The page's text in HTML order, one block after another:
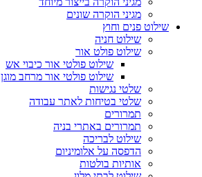
מגיני הוקרה שונים
שילוט פנים וחוץ
שילוט חניה
שילוט פולט אור
שילוט פולטי אור כיבוי אש
שילוט פולטי אור מרחב מוגן
שלטי נגישות
שלטי בטיחות לאתר עבודה
תמרורים
תמרורים באתרי בניה
שילוט לבריכה
הדפסה על אלומיניום
אותיות בולטות